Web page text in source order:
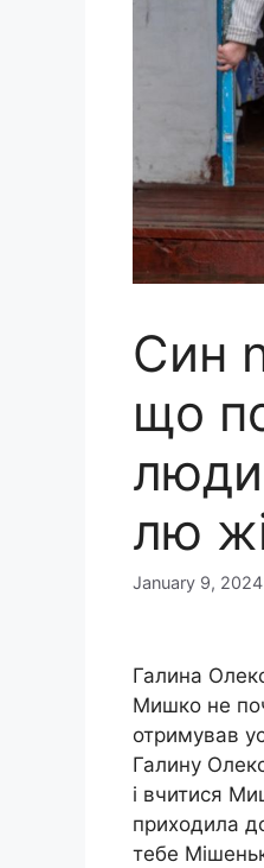
Син
що
лю
January 9, 2024
Галина
Мишко не
отримував
Галину
і вчитися
приходила
тебе